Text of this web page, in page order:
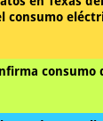
consumo
consumo